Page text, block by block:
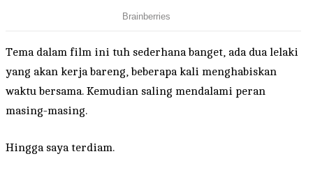
Tema dalam film ini tuh sederhana banget, ada dua lelaki
yang akan kerja bareng, beberapa kali menghabiskan
waktu bersama. Kemudian saling mendalami peran
masing-masing.
Hingga saya terdiam.